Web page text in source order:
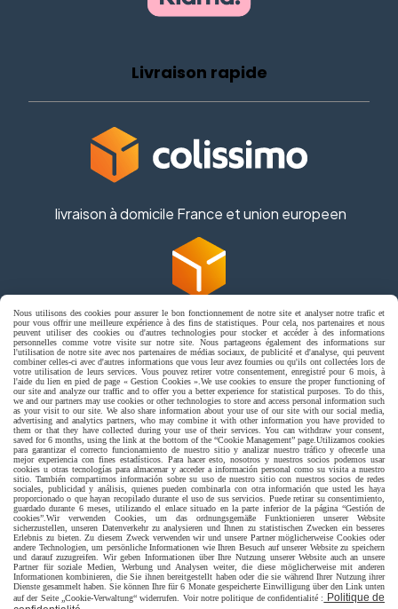
Livraison rapide
livraison à domicile France et union europeen
livraison en point relais France
Facebook est désactivé. Autoriser
jpsexshop
Mentions Légales
Conditions générales de vente
Se rétracter
Politique de confidentialité
Gestion cookies
Mon Compte
Nous utilisons des cookies pour assurer le bon fonctionnement de notre site et analyser notre trafic et
pour vous offrir une meilleure expérience à des fins de statistiques. Pour cela, nos partenaires et nous
peuvent utiliser des cookies ou d'autres technologies pour stocker et accéder à des informations
personnelles comme votre visite sur notre site. Nous partageons également des informations sur
l'utilisation de notre site avec nos partenaires de médias sociaux, de publicité et d'analyse, qui peuvent
combiner celles-ci avec d'autres informations que vous leur avez fournies ou qu'ils ont collectées lors de
votre utilisation de leurs services. Vous pouvez retirer votre consentement, enregistré pour 6 mois, à
l'aide du lien en pied de page « Gestion Cookies ». We use cookies to ensure the proper functioning of
our site and analyze our traffic and to offer you a better experience for statistical purposes. To do this,
we and our partners may use cookies or other technologies to store and access personal information such
as your visit to our site. We also share information about your use of our site with our social media,
advertising and analytics partners, who may combine it with other information you have provided to
them or that they have collected during your use of their services. You can withdraw your consent,
saved for 6 months, using the link at the bottom of the “Cookie Management” page. Utilizamos cookies
para garantizar el correcto funcionamiento de nuestro sitio y analizar nuestro tráfico y ofrecerle una
mejor experiencia con fines estadísticos. Para hacer esto, nosotros y nuestros socios podemos usar
cookies u otras tecnologías para almacenar y acceder a información personal como su visita a nuestro
sitio. También compartimos información sobre su uso de nuestro sitio con nuestros socios de redes
sociales, publicidad y análisis, quienes pueden combinarla con otra información que usted les haya
proporcionado o que hayan recopilado durante el uso de sus servicios. Puede retirar su consentimiento,
guardado durante 6 meses, utilizando el enlace situado en la parte inferior de la página “Gestión de
cookies”. Wir verwenden Cookies, um das ordnungsgemäße Funktionieren unserer Website
sicherzustellen, unseren Datenverkehr zu analysieren und Ihnen zu statistischen Zwecken ein besseres
Erlebnis zu bieten. Zu diesem Zweck verwenden wir und unsere Partner möglicherweise Cookies oder
andere Technologien, um persönliche Informationen wie Ihren Besuch auf unserer Website zu speichern
und darauf zuzugreifen. Wir geben Informationen über Ihre Nutzung unserer Website auch an unsere
Partner für soziale Medien, Werbung und Analysen weiter, die diese möglicherweise mit anderen
Informationen kombinieren, die Sie ihnen bereitgestellt haben oder die sie während Ihrer Nutzung ihrer
Dienste gesammelt haben. Sie können Ihre für 6 Monate gespeicherte Einwilligung über den Link unten
auf der Seite „Cookie-Verwaltung“ widerrufen. Voir notre politique de confidentialité :
Politique de